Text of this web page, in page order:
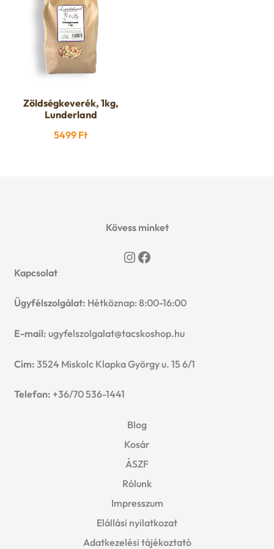
Zöldségkeverék, 1kg,
Lunderland
5499 Ft
Kövess minket
Instagram
Facebook
Kapcsolat
Ügyfélszolgálat: Hétköznap: 8:00-16:00
E-mail: ugyfelszolgalat@tacskoshop.hu
Cím: 3524 Miskolc Klapka György u. 15 6/1
Telefon: +36/70 536-1441
Blog
Kosár
ÁSZF
Rólunk
Impresszum
Elállási nyilatkozat
Adatkezelési tájékoztató